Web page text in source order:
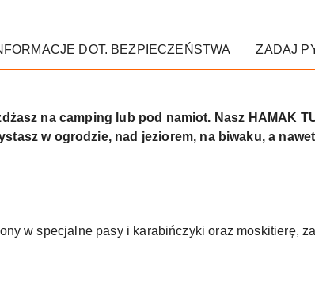
DOT. BEZPIECZEŃSTWA ZADAJ
na camping lub pod namiot. Nasz HAMAK
w ogrodzie, nad jeziorem, na biwaku, a
w specjalne pasy i karabińczyki oraz moskitierę,